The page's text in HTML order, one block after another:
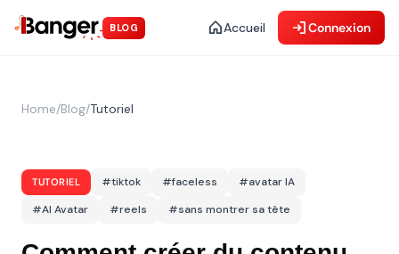
BLOG Accueil Connexion
Home/Blog/Tutoriel
TUTORIEL #tiktok #faceless #avatar IA
#AI Avatar #reels #sans montrer sa tête